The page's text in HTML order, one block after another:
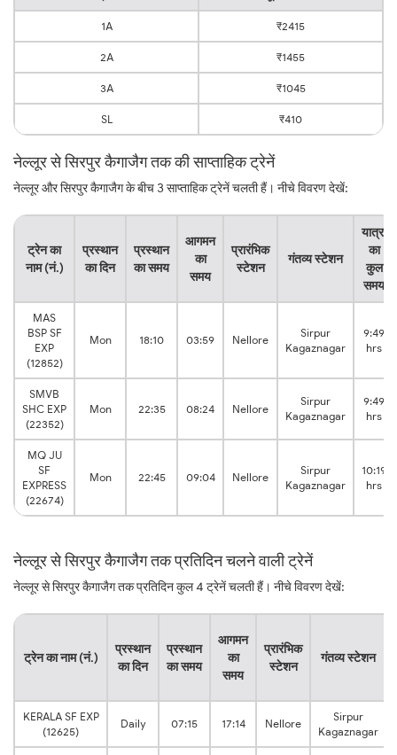
1A ₹2415
2A ₹1455
3A ₹1045
SL ₹410
नेल्लूर से सिरपुर कैगाजैग तक की साप्ताहिक ट्रेनें
नेल्लूर और सिरपुर कैगाजैग के बीच 3 साप्ताहिक ट्रेनें चलती हैं। नीचे विवरण देखें:
ट्रेन का
नाम (नं.)
प्रस्थान
का दिन
प्रस्थान
का समय
आगमन
का
समय
प्रारंभिक
स्टेशन
गंतव्य स्टेशन
यात्रा
का
कुल
समय
MAS
BSP SF
EXP
(12852)
Mon 18:10 03:59 Nellore
Sirpur
Kagaznagar
9:49
hrs
SMVB
SHC EXP
(22352)
Mon 22:35 08:24 Nellore
Sirpur
Kagaznagar
9:49
hrs
MQ JU
SF
EXPRESS
(22674)
Mon 22:45 09:04 Nellore
Sirpur
Kagaznagar
10:19
hrs
नेल्लूर से सिरपुर कैगाजैग तक प्रतिदिन चलने वाली ट्रेनें
नेल्लूर से सिरपुर कैगाजैग तक प्रतिदिन कुल 4 ट्रेनें चलती हैं। नीचे विवरण देखें:
ट्रेन का नाम (नं.)
प्रस्थान
का दिन
प्रस्थान
का समय
आगमन
का
समय
प्रारंभिक
स्टेशन
गंतव्य स्टेशन
KERALA SF EXP
(12625)
Daily 07:15 17:14 Nellore
Sirpur
Kagaznagar